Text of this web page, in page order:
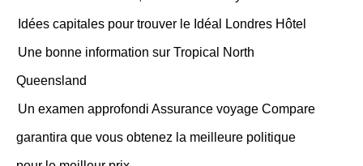
Idées capitales pour trouver le Idéal Londres Hôtel
Une bonne information sur Tropical North
Queensland
Un examen approfondi Assurance voyage Compare
garantira que vous obtenez la meilleure politique